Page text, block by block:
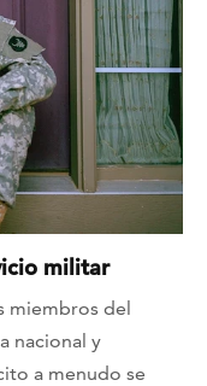
militar
miembros del
nacional y
a menudo se